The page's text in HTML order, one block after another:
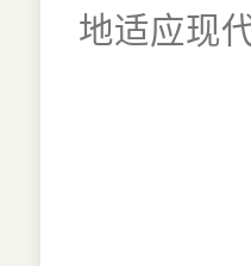
地适应现